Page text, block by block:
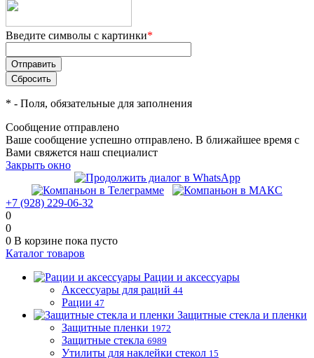
Введите символы с картинки*
* - Поля, обязательные для заполнения
Сообщение отправлено
Ваше сообщение успешно отправлено. В ближайшее время с
Вами свяжется наш специалист
Закрыть окно
+7 (928) 229-06-32
0
0
0 В корзине пока пусто
Каталог товаров
Рации и аксессуары
Аксессуары для раций 44
Рации 47
Защитные стекла и пленки
Защитные пленки 1972
Защитные стекла 6989
Утилиты для наклейки стекол 15